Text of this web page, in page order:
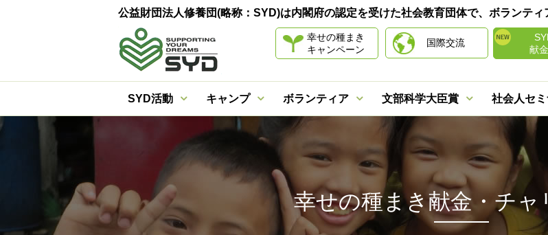
公益財団法人修養団(略称：SYD)は内閣府の認定を受けた社会教育団体で、ボランテ
幸せの種まき
キャンペーン
国際交流
献
SYD活動 キャンプ ボランティア 文部科学大臣賞 社会人セ
幸せの種まき献金・ チャ